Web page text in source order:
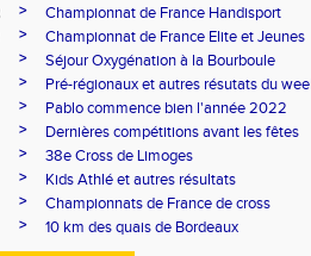
>
Championnat de France Handisport
>
Championnat de France Elite et Jeunes
>
Séjour Oxygénation à la Bourboule
>
Pré-régionaux et autres résutats du
>
Pablo commence bien l'année 2022
>
Dernières compétitions avant les fêtes
>
38e Cross de Limoges
>
Kids Athlé et autres résultats
>
Championnats de France de cross
> 10 km des quais de Bordeaux